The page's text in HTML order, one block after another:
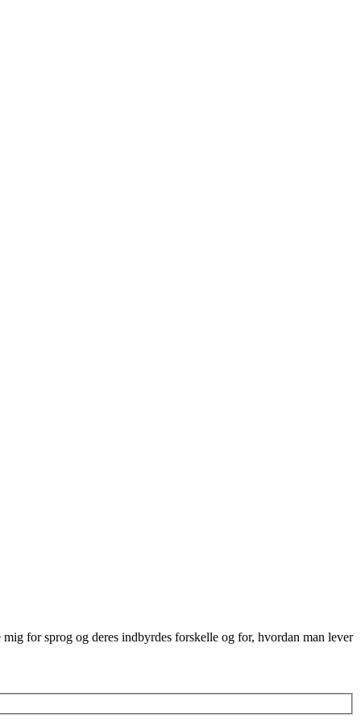
for sprog og deres indbyrdes forskelle og for, hvordan man lever